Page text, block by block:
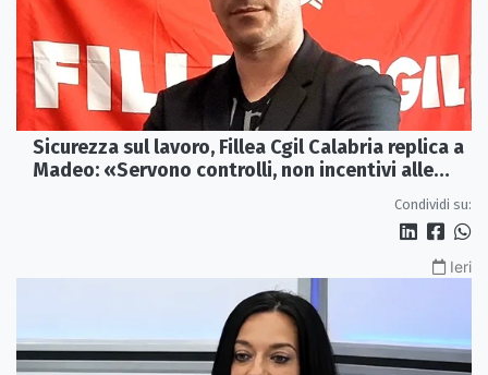
Sicurezza sul lavoro, Fillea Cgil Calabria replica a
Madeo: «Servono controlli, non incentivi alle
Condividi su:
Ieri